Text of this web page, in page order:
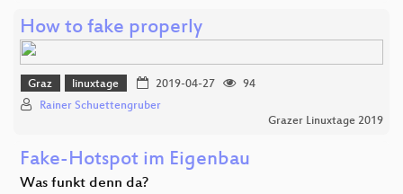
How to fake properly
Graz linuxtage 2019-04-27
94
Rainer Schuettengruber
Grazer Linuxtage 2019
Fake-Hotspot im Eigenbau
Was funkt denn da?